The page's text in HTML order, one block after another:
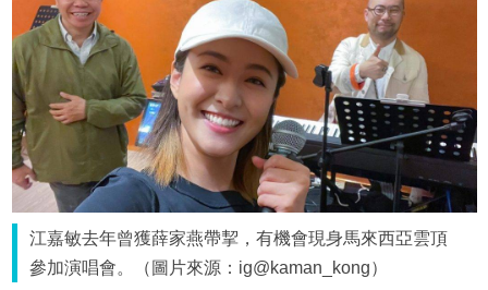
江嘉敏去年曾獲薛家燕帶挈，有機會現身馬來西亞雲頂
參加演唱會。（圖片來源：ig@kaman_kong）